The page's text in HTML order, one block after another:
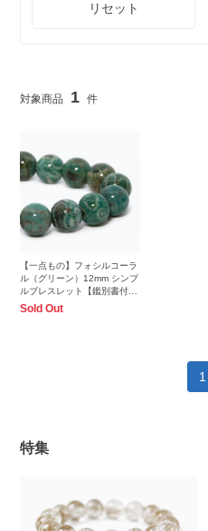
リセット
1
【一点もの】フォシルコーラ
ル（グリーン）12mm シンプ
ルブレスレット【鑑別書付
き】
Sold Out
1
特集